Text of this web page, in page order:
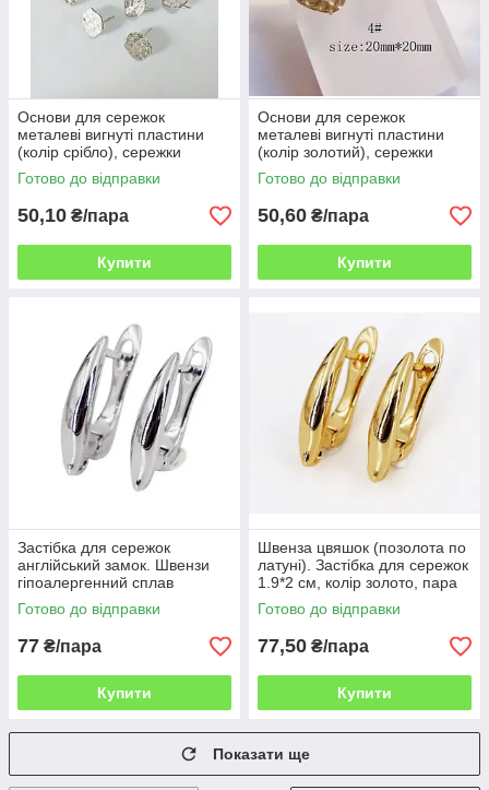
Основи для сережок
металеві вигнуті пластини
(колір срібло), сережки
гвоздики-пуссети ВОВ
Готово до відправки
50,10 ₴/пара
Купити
Основи для сережок
металеві вигнуті пластини
(колір золотий), сережки
цвяшки-пуссети ВОВ
Готово до відправки
50,60 ₴/пара
Купити
Застібка для сережок
англійський замок. Швензи
гіпоалергенний сплав
(KVZ09) ВОВ
Готово до відправки
77 ₴/пара
Купити
Швенза цвяшок (позолота по
латуні). Застібка для сережок
1.9*2 см, колір золото, пара
ВОВ
Готово до відправки
77,50 ₴/пара
Купити
Показати ще